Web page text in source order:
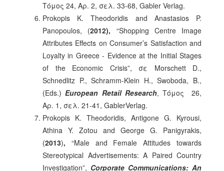
Τόμος 24, Αρ. 2, σελ. 33-68, Gabler Verlag.
Prokopis K. Theodoridis and Anastasios P.
Panopoulos, (2012), “Shopping Centre Image
Attributes Effects on Consumer’s Satisfaction and
Loyalty in Greece - Evidence at the Initial Stages
of the Economic Crisis”, σε Morschett D.,
Schnedlitz P., Schramm-Klein H., Swoboda, B.,
(Eds.)European Retail Research, Τόμος 26,
Αρ. 1, σελ. 21-41, GablerVerlag.
Prokopis K. Theodoridis, Antigone G. Kyrousi,
Athina Y. Zotou and George G. Panigyrakis,
(2013), “Male and Female Attitudes towards
Stereotypical Advertisements: A Paired Country
Investigation”, Corporate Communications: An